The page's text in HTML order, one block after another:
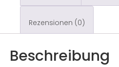
Rezensionen (0)
Beschreibung